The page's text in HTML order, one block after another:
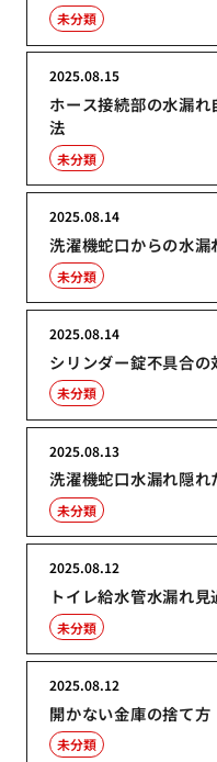
未分類
ホース接続部の水漏
法
2025.08.15
未分類
洗濯機蛇口からの水
2025.08.14
未分類
シリンダー錠不具合の
2025.08.14
未分類
洗濯機蛇口水漏れ隠
2025.08.13
未分類
トイレ給水管水漏れ
2025.08.12
未分類
開かない金庫の捨て方
2025.08.12
未分類